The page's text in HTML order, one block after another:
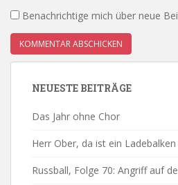
Benachrichtige mich über neue
NEUESTE BEITRÄGE
Das Jahr ohne Chor
Herr Ober, da ist ein
Russball, Folge 70: Angriff auf